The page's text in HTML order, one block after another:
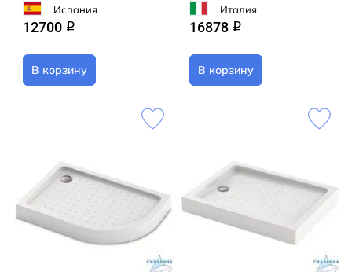
Испания
12700 q
В корзину
Италия
16878 q
В корзину